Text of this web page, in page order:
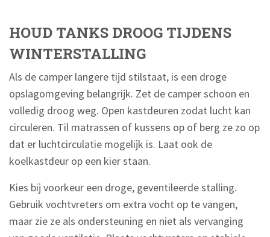
HOUD TANKS DROOG TIJDENS
WINTERSTALLING
Als de camper langere tijd stilstaat, is een droge
opslagomgeving belangrijk. Zet de camper schoon en
volledig droog weg. Open kastdeuren zodat lucht kan
circuleren. Til matrassen of kussens op of berg ze zo op
dat er luchtcirculatie mogelijk is. Laat ook de
koelkastdeur op een kier staan.
Kies bij voorkeur een droge, geventileerde stalling.
Gebruik vochtvreters om extra vocht op te vangen,
maar zie ze als ondersteuning en niet als vervanging